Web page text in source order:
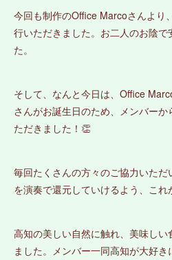
今回も制作のOffice Marcoさんより
行いただきました。お二人のお陰
た。
そして、なんと今日は、Office
さんがお誕生日のため、メンバー
ただきました！👏
毎回たくさんの方々のご協力いた
を演奏で還元していけるよう、これ
高知の美しい自然に触れ、美味しい
ました。メンバー一同高知が大好